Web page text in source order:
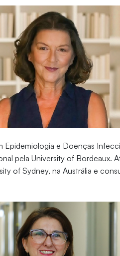
e Doenças
pela University of Bordeaux.
of Sydney, na Austrália e